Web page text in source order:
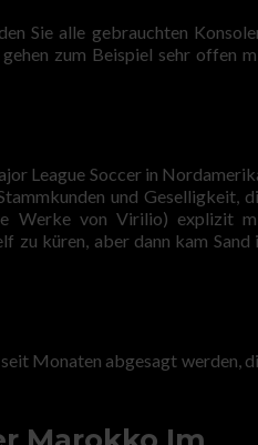
Sie alle gebrauchten
zum Beispiel sehr offen
League Soccer in
und Geselligkeit,
Werke von Virilio) explizit
zu küren, aber dann kam Sand
Monaten abgesagt werden,